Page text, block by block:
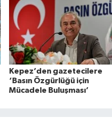
Kepez’den gazetecilere
‘Basın Özgürlüğü için
Mücadele Buluşması’